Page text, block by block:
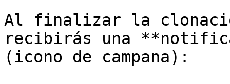
Al finalizar la
recibirás una
(icono de campana):